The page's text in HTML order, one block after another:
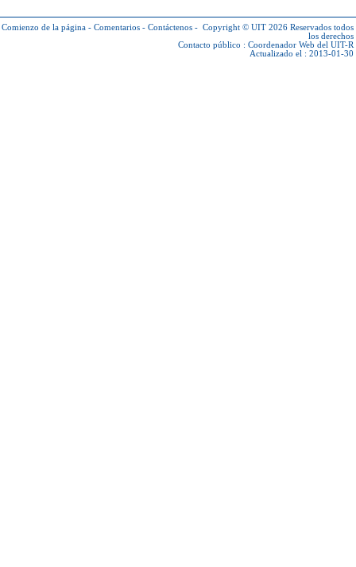
Comienzo de la página - Comentarios - Contáctenos - Copyright © UIT 2026 Reservados todos
los derechos
Contacto público : Coordenador Web del UIT-R
Actualizado el : 2013-01-30